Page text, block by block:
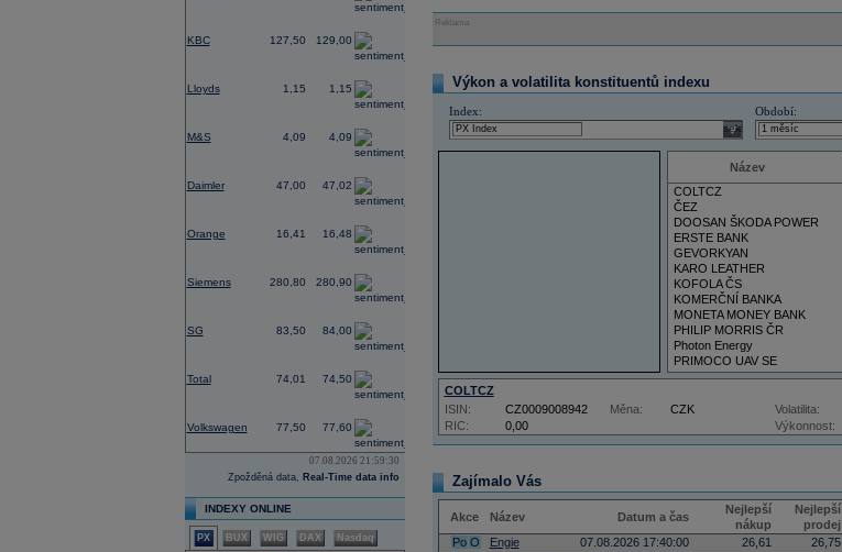
KBC 127,50 129,00
0,55
Lloyds 1,15 1,15
0,39
M&S 4,09 4,09
Daimler 47,00 47,02
Orange 16,41 16,48
Siemens 280,80 280,90
SG 83,50 84,00
Total 74,01 74,50
Volkswagen 77,50 77,60
07.08.2026 21:59:30
Zpožděná data, Real-Time data info
INDEXY ONLINE
PX BUX WIG DAX Nasdaq
Reklama
Výkon a volatilita konstituentů indexu
Index:
select
Období:
Název
COLTCZ
ČEZ
DOOSAN ŠKODA POWER
ERSTE BANK
GEVORKYAN
KARO LEATHER
KOFOLA ČS
KOMERČNÍ BANKA
MONETA MONEY BANK
PHILIP MORRIS ČR
Photon Energy
PRIMOCO UAV SE
VIG
COLTCZ
RIC: 0,00
ISIN: CZ0009008942 Měna: CZK Volatilita:
Výkonnost:
Zajímalo Vás
Akce Název Datum a čas
Nejlepší
nákup
Nejlepší
prodej
Po O Engie 07.08.2026 17:40:00 26,61 26,75